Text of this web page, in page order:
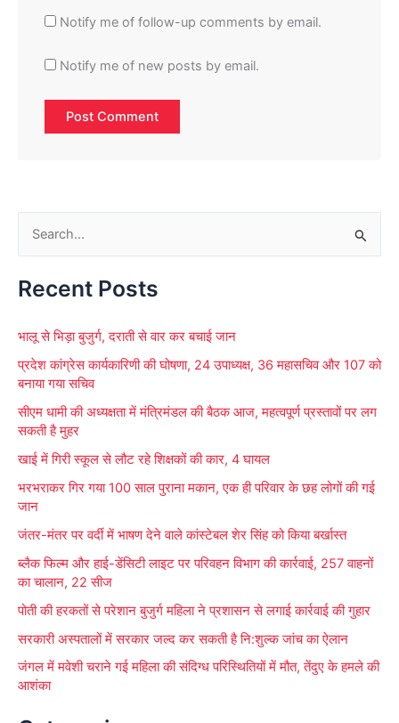
Notify me of follow-up comments by email.
Notify me of new posts by email.
a
c
h
f
o
Recent Posts
भालू से भिड़ा बुजुर्ग, दराती से वार कर बचाई जान
प्रदेश कांग्रेस कार्यकारिणी की घोषणा, 24 उपाध्यक्ष, 36 महासचिव और 107 को
बनाया गया सचिव
सीएम धामी की अध्यक्षता में मंत्रिमंडल की बैठक आज, महत्वपूर्ण प्रस्तावों पर लग
सकती है मुहर
खाई में गिरी स्कूल से लौट रहे शिक्षकों की कार, 4 घायल
भरभराकर गिर गया 100 साल पुराना मकान, एक ही परिवार के छह लोगों की गई
जान
जंतर-मंतर पर वर्दी में भाषण देने वाले कांस्टेबल शेर सिंह को किया बर्खास्त
ब्लैक फिल्म और हाई-डेंसिटी लाइट पर परिवहन विभाग की कार्रवाई, 257 वाहनों
का चालान, 22 सीज
पोती की हरकतों से परेशान बुजुर्ग महिला ने प्रशासन से लगाई कार्रवाई की गुहार
सरकारी अस्पतालों में सरकार जल्द कर सकती है नि:शुल्क जांच का ऐलान
जंगल में मवेशी चराने गई महिला की संदिग्ध परिस्थितियों में मौत, तेंदुए के हमले की
आशंका